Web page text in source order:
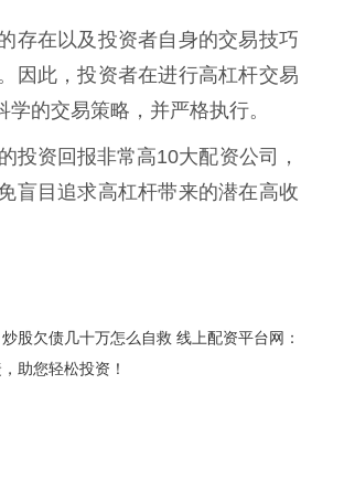
存在以及投资者自身的交易技巧
因此，投资者在进行高杠杆交易
的交易策略，并严格执行。
投资回报非常高10大配资公司，
盲目追求高杠杆带来的潜在高收
炒股欠债几十万怎么自救 线上配资平台网：
助您轻松投资！